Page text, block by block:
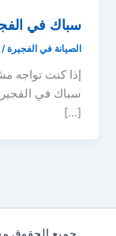
سباك في
الصيانة في الفجيرة/
إذا كنت تواجه
سباك في
[…]